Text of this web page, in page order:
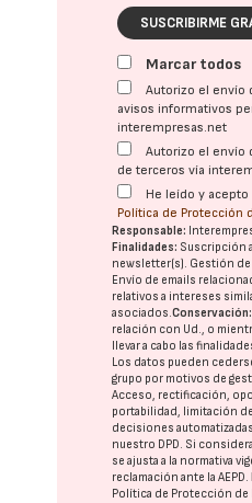
SUSCRIBIRME
Marcar todos
Autorizo el envío
avisos informativos
interempresas.net
Autorizo el envío
de terceros vía
He leído y
Política de Protección
Responsable:
Finalidades: Suscripción
newsletter(s). Gestión
Envío de emails
relativos a intereses
asociados.Conservación:
relación con Ud., o
llevar a cabo las
Los datos pueden
grupo por motivos de
Acceso, rectificación,
portabilidad, limitación
decisiones
nuestro DPD. Si
se ajusta a la normativa
reclamación ante laAEPD.
Política de Protección de